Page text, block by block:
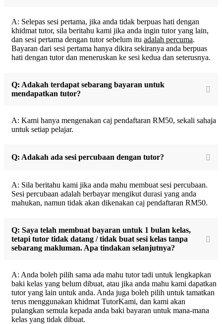
A: Selepas sesi pertama, jika anda tidak berpuas hati dengan
khidmat tutor, sila beritahu kami jika anda ingin tutor yang lain,
dan sesi pertama dengan tutor sebelum itu adalah percuma.
Bayaran dari sesi pertama hanya dikira sekiranya anda berpuas
hati dengan tutor dan meneruskan ke sesi kedua dan seterusnya.
Q: Adakah terdapat sebarang bayaran untuk
mendapatkan tutor?
A: Kami hanya mengenakan caj pendaftaran RM50, sekali sahaja
untuk setiap pelajar.
Q: Adakah ada sesi percubaan dengan tutor?
A: Sila beritahu kami jika anda mahu membuat sesi percubaan.
Sesi percubaan adalah berbayar mengikut durasi yang anda
mahukan, namun tidak akan dikenakan caj pendaftaran RM50.
Q: Saya telah membuat bayaran untuk 1 bulan kelas,
tetapi tutor tidak datang / tidak buat sesi kelas tanpa
sebarang makluman. Apa tindakan selanjutnya?
A: Anda boleh pilih sama ada mahu tutor tadi untuk lengkapkan
baki kelas yang belum dibuat, atau jika anda mahu kami dapatkan
tutor yang lain untuk anda. Anda juga boleh pilih untuk tamatkan
terus menggunakan khidmat TutorKami, dan kami akan
pulangkan semula kepada anda baki bayaran untuk mana-mana
kelas yang tidak dibuat.